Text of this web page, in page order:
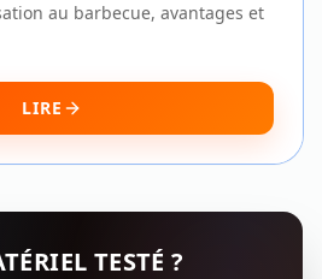
au barbecue, avantages et
LIRE
TESTÉ ?